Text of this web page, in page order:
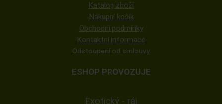
Katalog zboží
Nákupní košík
Obchodní podmínky
Kontaktní informace
Odstoupení od smlouvy
ESHOP PROVOZUJE
Exotický - ráj